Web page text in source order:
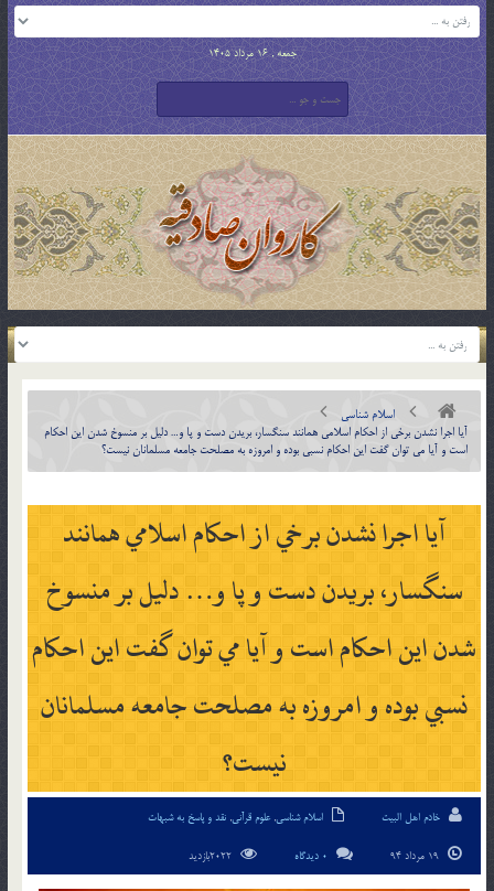
جمعه , 16 مرداد 1405
اسلام شناسی
آيا اجرا نشدن برخي از احکام اسلامي همانند سنگسار، بريدن دست و پا و… دليل بر منسوخ شدن اين احکام
است و آيا مي توان گفت اين احکام نسبي بوده و امروزه به مصلحت جامعه مسلمانان نيست؟
آيا اجرا نشدن برخي از احکام اسلامي همانند
سنگسار، بريدن دست و پا و… دليل بر منسوخ
شدن اين احکام است و آيا مي توان گفت اين احکام
نسبي بوده و امروزه به مصلحت جامعه مسلمانان
نيست؟
خادم اهل البیت اسلام شناسی,علوم قرآنی, نقد و پاسخ به شبهات
0 دیدگاه